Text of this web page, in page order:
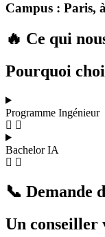
Campus : Paris,
🔥️ Ce qui
Pourquoi
Programme Ingénieur
Bachelor IA
📞 Demande
Un conseiller